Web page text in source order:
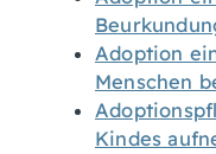
Adoption
Menschen
Kindes